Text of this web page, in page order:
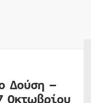
Δούση –